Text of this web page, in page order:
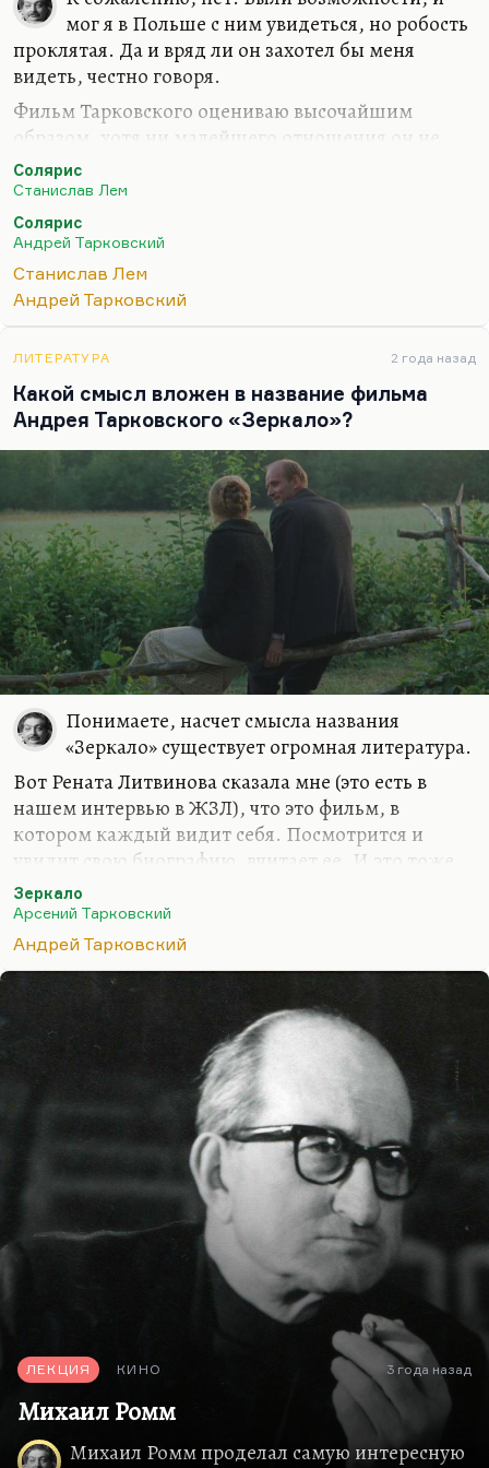
мог я в Польше с ним увидеться, но робость
проклятая. Да и вряд ли он захотел бы меня
видеть, честно говоря.
Фильм Тарковского оцениваю высочайшим
образом, хотя ни малейшего отношения он не
имеет к роману Станислава Лема. То есть, имеет,
но такое, весьма и весьма касательное.
Станислав Лем был прав: это экранизация других
представлений. Про другое фильм. В романе же
всё довольно глубоко и неоднозначно. Может, он
посылает им этих существ, этих фантомов (даже
неодушевленном выражении), потому что он всё-
таки воспринимает их как живых. Может, Океан
пытается сделать им таким образом одолжение,
посылая тех, кого…
Солярис
Станислав Лем
Солярис
Андрей Тарковский
Станислав Лем
Андрей Тарковский
ЛИТЕРАТУРА 2 года назад
Какой смысл вложен в название фильма
Андрея Тарковского «Зеркало»?
Понимаете, насчет смысла названия
«Зеркало» существует огромная литература.
Вот Рената Литвинова сказала мне (это есть в
нашем интервью в ЖЗЛ), что это фильм, в
котором каждый видит себя. Посмотрится и
увидит свою биографию, вчитает ее. И это тоже
вполне имеет право на трактовку. Я считаю, что
там другая метафора: что мы, наша жизнь — это
зеркало жизни родителей. Что мы, хотим или
нет, но отражаем их и не можем прожить другую
жизнь. Потому что мы на это обречены.
Мать моя считает, что это разбитое зеркало,
потому что память героя преподносит ему только
осколки в том смысле, в каком «Разбитая жизнь
или Волшебный рог Оберона» — разбитая жизнь,
потому что она разбита на осколки. Каждый
будет…
Зеркало
Арсений Тарковский
Андрей Тарковский
ЛЕКЦИЯ КИНО 3 года назад
Михаил Ромм
Михаил Ромм проделал самую интересную